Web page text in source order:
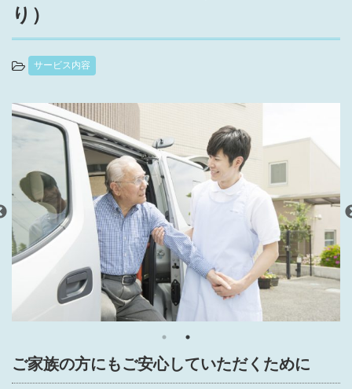
り）
サービス内容
ご家族の方にもご安心していただくために